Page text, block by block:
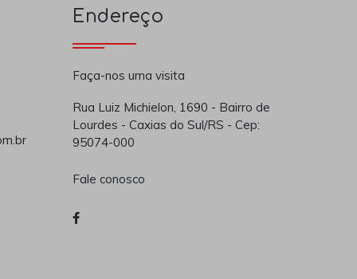
Endereço
Faça-nos uma visita
Rua Luiz Michielon, 1690 - Bairro de
Lourdes - Caxias do Sul/RS - Cep:
95074-000
Fale conosco